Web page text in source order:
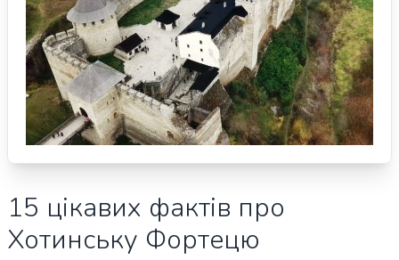
15 цікавих фактів про
Хотинську Фортецю